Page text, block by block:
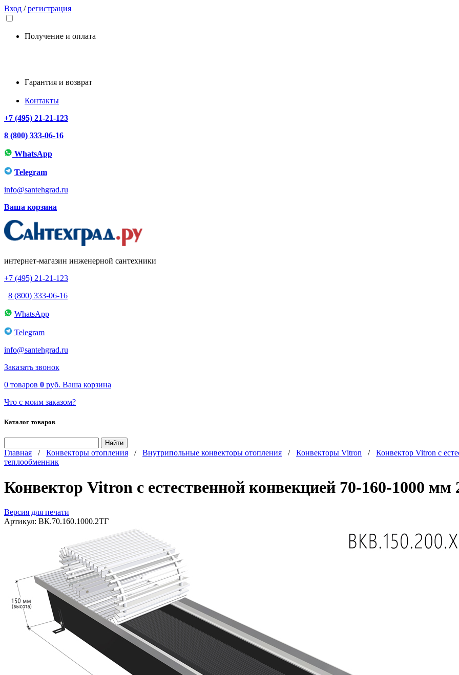
Вход /регистрация
Получение и оплата
Гарантия и возврат
Контакты
+7 (495) 21-21-123
8 (800) 333-06-16
WhatsApp
Telegram
info@santehgrad.ru
Ваша корзина
интернет-магазин инженерной сантехники
+7 (495) 21-21-123
8 (800) 333-06-16
WhatsApp
Telegram
info@santehgrad.ru
Заказать звонок
0 товаров 0 руб. Ваша корзина
Что с моим заказом?
Каталог товаров
Главная / Конвекторы отопления / Внутрипольные конвекторы отопления / Конвекторы Vitron / Конвектор Vitron с
теплообменник
Конвектор Vitron с естественной конвекцией 70-160-1000
Версия для печати
Артикул: ВК.70.160.1000.2ТГ